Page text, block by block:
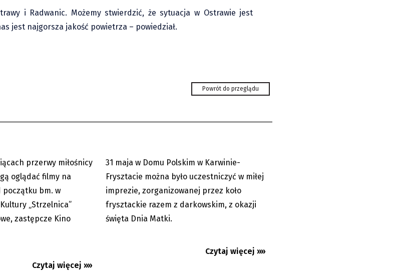
i Radwanic. Możemy stwierdzić, że sytuacja w Ostrawie jest
jest najgorsza jakość powietrza – powiedział.
Powrót do przeglądu
09.06.2026
przerwy miłośnicy
oglądać filmy na
początku bm. w
„Strzelnica”
zastępcze Kino
Czytaj więcej »»
08.06.2026
Z REDAKCYJNEJ POCZTY: Matki w roli
31 maja w Domu Polskim w Karwinie-
Frysztacie można było uczestniczyć w miłej
imprezie, zorganizowanej przez koło
frysztackie razem z darkowskim, z okazji
święta Dnia Matki.
Czytaj więcej »»